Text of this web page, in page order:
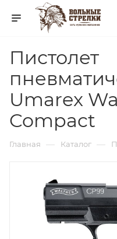
Пистолет
Umarex
Compact
Главная — Каталог —